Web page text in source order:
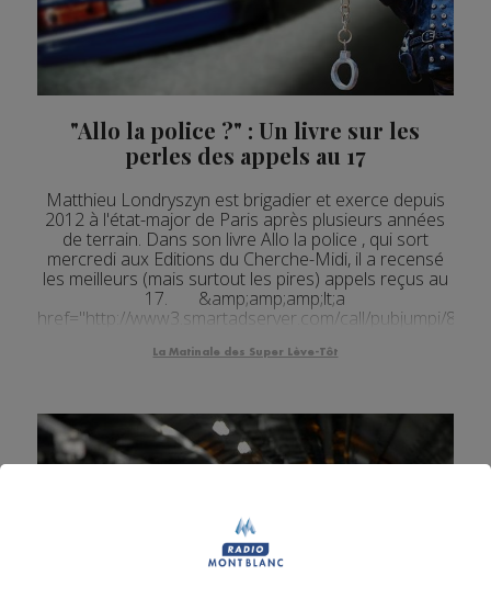
"Allo la police ?" : Un livre sur les
perles des appels au 17
Matthieu Londryszyn est brigadier et exerce depuis
2012 à l'état-major de Paris après plusieurs années
de terrain. Dans son livre Allo la police , qui sort
mercredi aux Editions du Cherche-Midi, il a recensé
les meilleurs (mais surtout les pires) appels reçus au
17. &amp;amp;amp;lt;a
href="http://www3.smartadserver.com/call/pubjumpi/
La Matinale des Super Lève-Tôt